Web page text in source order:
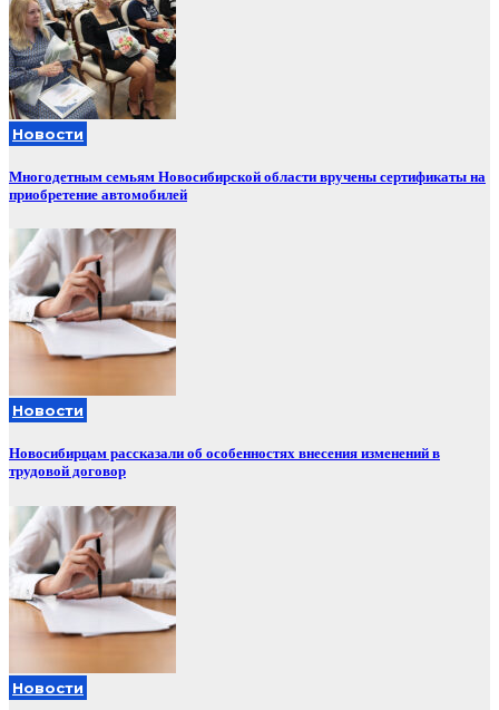
Новости
Многодетным семьям Новосибирской области вручены сертификаты на
приобретение автомобилей
Новости
Новосибирцам рассказали об особенностях внесения изменений в
трудовой договор
Новости